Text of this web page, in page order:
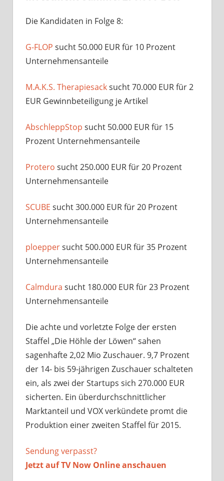
Die Kandidaten in Folge 8:
G-FLOP sucht 50.000 EUR für 10 Prozent
Unternehmensanteile
M.A.K.S. Therapiesacksucht 70.000 EUR für 2
EUR Gewinnbeteiligung je Artikel
AbschleppStop sucht 50.000 EUR für 15
Prozent Unternehmensanteile
Protero sucht 250.000 EUR für 20 Prozent
Unternehmensanteile
SCUBE sucht 300.000 EUR für 20 Prozent
Unternehmensanteile
ploeppersucht 500.000 EUR für 35 Prozent
Unternehmensanteile
Calmdura sucht 180.000 EUR für 23 Prozent
Unternehmensanteile
Die achte und vorletzte Folge der ersten
Staffel „Die Höhle der Löwen“ sahen
sagenhafte 2,02 Mio Zuschauer. 9,7 Prozent
der 14- bis 59-jährigen Zuschauer schalteten
ein, als zwei der Startups sich 270.000 EUR
sicherten. Ein überdurchschnittlicher
Marktanteil und VOX verkündete promt die
Produktion einer zweiten Staffel für 2015.
Sendung verpasst?
Jetzt auf TV Now Online anschauen